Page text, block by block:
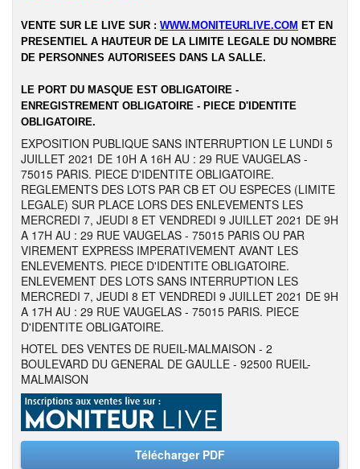
VENTE SUR LE LIVE SUR : WWW.MONITEURLIVE.COM ET EN
PRESENTIEL A HAUTEUR DE LA LIMITE LEGALE DU NOMBRE
DE PERSONNES AUTORISEES DANS LA SALLE.
LE PORT DU MASQUE EST OBLIGATOIRE -
ENREGISTREMENT OBLIGATOIRE - PIECE D'IDENTITE
OBLIGATOIRE.
EXPOSITION PUBLIQUE SANS INTERRUPTION LE LUNDI 5
JUILLET 2021 DE 10H A 16H AU : 29 RUE VAUGELAS -
75015 PARIS. PIECE D'IDENTITE OBLIGATOIRE.
REGLEMENTS DES LOTS PAR CB ET OU ESPECES (LIMITE
LEGALE) SUR PLACE LORS DES ENLEVEMENTS LES
MERCREDI 7, JEUDI 8 ET VENDREDI 9 JUILLET 2021 DE 9H
A 17H AU : 29 RUE VAUGELAS - 75015 PARIS OU PAR
VIREMENT EXPRESS IMPERATIVEMENT AVANT LES
ENLEVEMENTS. PIECE D'IDENTITE OBLIGATOIRE.
ENLEVEMENT DES LOTS SANS INTERRUPTION LES
MERCREDI 7, JEUDI 8 ET VENDREDI 9 JUILLET 2021 DE 9H
A 17H AU : 29 RUE VAUGELAS - 75015 PARIS. PIECE
D'IDENTITE OBLIGATOIRE.
HOTEL DES VENTES DE RUEIL-MALMAISON - 2
BOULEVARD DU GENERAL DE GAULLE - 92500 RUEIL-
MALMAISON
Télécharger PDF